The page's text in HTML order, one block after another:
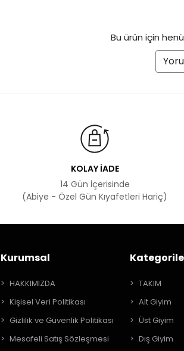
Bu ürün için
KOLAY İADE
14 Gün İçerisinde
(Abiye - Özel Gün Kıyafetleri Hariç)
Kurumsal
HAKKIMIZDA
Kişisel Veri Politikası
Gizlilik ve Güvenlik Politikası
Mesafeli Satış Sözleşmesi
TAKIM
Alt Giyim
Üst Giyim
Dış Giyim